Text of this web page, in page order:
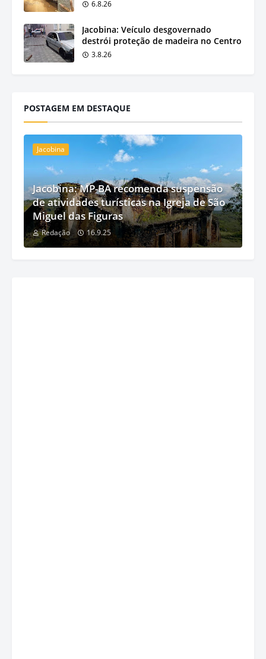
6.8.26
Jacobina: Veículo desgovernado
destrói proteção de madeira no Centro
3.8.26
POSTAGEM EM DESTAQUE
Jacobina
Jacobina: MP-BA recomenda suspensão
de atividades turísticas na Igreja de São
Miguel das Figuras
Redação 16.9.25